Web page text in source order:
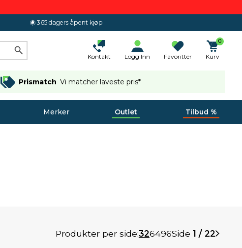
365 dagers åpent kjøp
Kontakt Logg Inn Favoritter
0
Kurv
Prismatch Vi matcher laveste pris*
Merker Outlet Tilbud %
Produkter per side:326496Side 1 / 22